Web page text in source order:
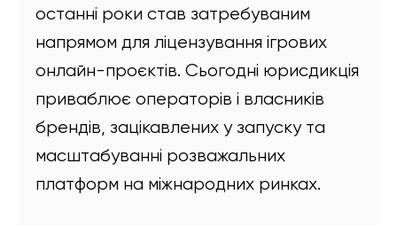
останні роки став затребуваним
напрямом для ліцензування ігрових
онлайн-проєктів. Сьогодні юрисдикція
приваблює операторів і власників
брендів, зацікавлених у запуску та
масштабуванні розважальних
платформ на міжнародних ринках.